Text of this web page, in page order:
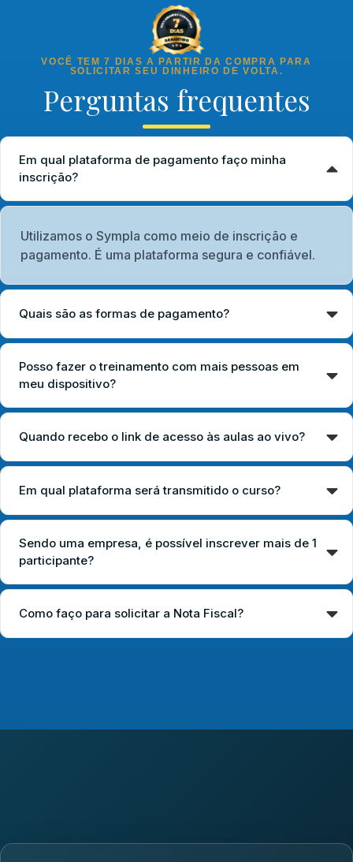
VOCÊ TEM 7 DIAS A PARTIR DA COMPRA PARA
SOLICITAR SEU DINHEIRO DE VOLTA.
Perguntas frequentes
Em qual plataforma de pagamento faço minha
inscrição?
Utilizamos o Sympla como meio de inscrição e
pagamento. É uma plataforma segura e confiável.
Quais são as formas de pagamento?
Posso fazer o treinamento com mais pessoas em
meu dispositivo?
Quando recebo o link de acesso às aulas ao vivo?
Em qual plataforma será transmitido o curso?
Sendo uma empresa, é possível inscrever mais de 1
participante?
Como faço para solicitar a Nota Fiscal?